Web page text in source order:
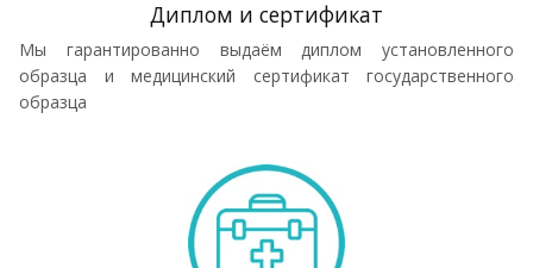
Диплом и сертификат
Мы гарантированно выдаём диплом установленного
образца и медицинский сертификат государственного
образца